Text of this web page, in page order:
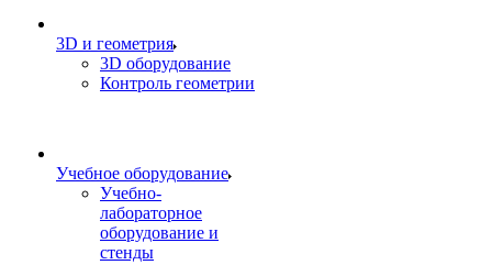
3D и геометрия
3D оборудование
Контроль геометрии
Учебное оборудование
Учебно-
лабораторное
оборудование и
стенды